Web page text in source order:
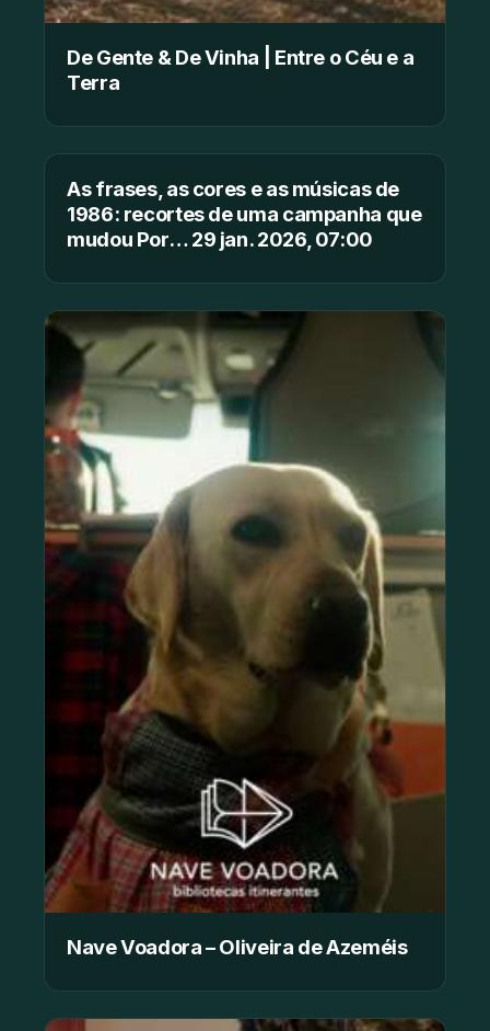
De Gente & De Vinha | Entre o Céu e a
Terra
As frases, as cores e as músicas de
1986: recortes de uma campanha que
mudou Por… 29 jan. 2026, 07:00
Nave Voadora – Oliveira de Azeméis